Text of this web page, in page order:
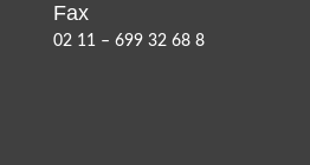
Fax
02 11 – 699 32 68 8